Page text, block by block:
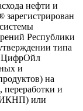
нефти и
Республики
типа
ЦифрОйл
и
на
переработки и
или